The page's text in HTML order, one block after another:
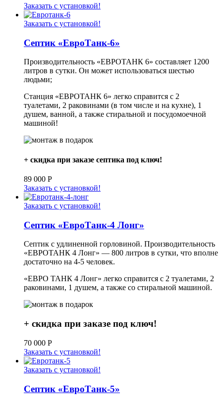
Заказать с установкой!
Заказать с установкой!
Септик «ЕвроТанк-6»
Производительность «ЕВРОТАНК 6» составляет 1200
литров в сутки. Он может использоваться шестью
людьми;
Станция «ЕВРОТАНК 6» легко справится с 2
туалетами, 2 раковинами (в том числе и на кухне), 1
душем, ванной, а также стиральной и посудомоечной
машиной!
+ скидка при заказе септика под ключ!
89 000 Р
Заказать с установкой!
Заказать с установкой!
Септик «ЕвроТанк-4 Лонг»
Септик с удлиненной горловиной. Производительность
«ЕВРОТАНК 4 Лонг» — 800 литров в сутки, что вполне
достаточно на 4-5 человек.
«ЕВРО ТАНК 4 Лонг» легко справится с 2 туалетами, 2
раковинами, 1 душем, а также со стиральной машиной.
+ скидка при заказе под ключ!
70 000 Р
Заказать с установкой!
Заказать с установкой!
Септик «ЕвроТанк-5»